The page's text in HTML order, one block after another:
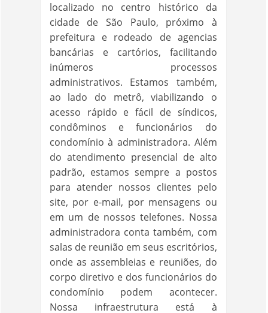
localizado no centro histórico da
cidade de São Paulo, próximo à
prefeitura e rodeado de agencias
bancárias e cartórios, facilitando
inúmeros processos
administrativos. Estamos também,
ao lado do metrô, viabilizando o
acesso rápido e fácil de síndicos,
condôminos e funcionários do
condomínio à administradora. Além
do atendimento presencial de alto
padrão, estamos sempre a postos
para atender nossos clientes pelo
site, por e-mail, por mensagens ou
em um de nossos telefones. Nossa
administradora conta também, com
salas de reunião em seus escritórios,
onde as assembleias e reuniões, do
corpo diretivo e dos funcionários do
condomínio podem acontecer.
Nossa infraestrutura está à